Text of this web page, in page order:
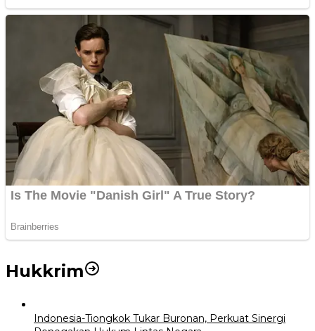
Hukkrim
Indonesia-Tiongkok Tukar Buronan, Perkuat Sinergi